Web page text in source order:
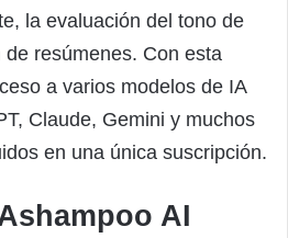
la evaluación del tono de
resúmenes. Con esta
a varios modelos de IA
Claude, Gemini y muchos
en una única suscripción.
AI